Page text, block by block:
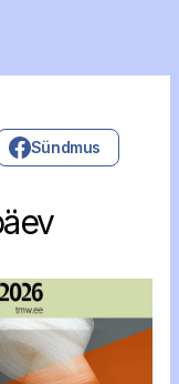
Sündmus